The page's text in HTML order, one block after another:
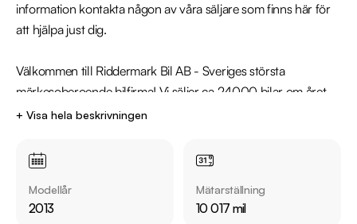
information kontakta någon av våra säljare som finns här för
att hjälpa just dig.
Välkommen till Riddermark Bil AB - Sveriges största
märkesoberoende bilfirma! Vi säljer ca 24000 bilar om året.
Alla våra bilar är leveransklara och vi erbjuder även
mån garanti.
Eftersom vi har väldigt korta lagertider på våra bilar
rekommenderar vi våra kunder att ringa oss på 08-522 22
+ Visa hela beskrivningen
Modellår
2013
Mätarställning
10 017 mil